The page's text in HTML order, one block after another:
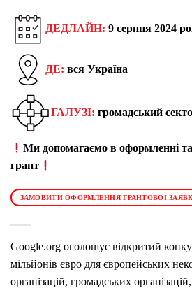
ДЕДЛАЙН: 9 серпня 2024
ДЕ: вся Україна
ГАЛУЗІ: громадський
Ми допомагаємо в оформленні
грант
ЗАМОВИТИ ОФОРМЛЕННЯ ГРАНТОВОЇ
Google.org оголошує відкритий
мільйонів євро для європейських
організацій, громадських